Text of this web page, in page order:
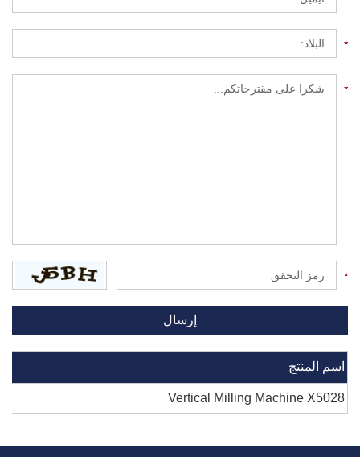
اسم المنتج
Vertical Milling Machine X5028